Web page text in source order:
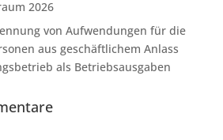
2026
von Aufwendungen für die
aus geschäftlichem Anlass
als Betriebsausgaben